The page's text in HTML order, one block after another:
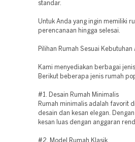
standar.
Untuk Anda yang ingin memiliki
perencanaan hingga selesai.
Pilihan Rumah Sesuai Kebutuhan
Kami menyediakan berbagai
Berikut beberapa jenis rumah
#1. Desain Rumah Minimalis
Rumah minimalis adalah favorit
desain dan kesan elegan.
kesan luas dengan anggaran
#2. Model Rumah Klasik